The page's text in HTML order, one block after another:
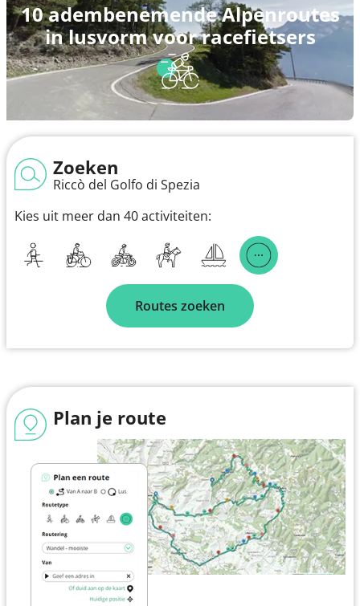
10 adembenemende Alpenroutes
in lusvorm voor racefietsers
Zoeken
Riccò del Golfo di Spezia
Kies uit meer dan 40 activiteiten:
Routes zoeken
Plan je route